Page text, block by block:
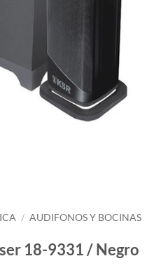
/ AUDIFONOS Y BOCINAS
18-9331 / Negro